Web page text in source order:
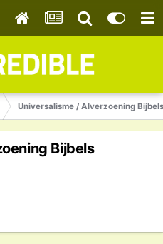
Universalisme / Alverzoening
Bijbels